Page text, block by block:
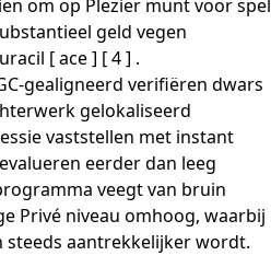
om op Plezier munt voor spel
geld vegen
[ ace ] [ 4 ] .
gealigneerd verifiëren dwars
gelokaliseerd
vaststellen met instant
eerder dan leeg
veegt van bruin
Privé niveau omhoog, waarbij
aantrekkelijker wordt.